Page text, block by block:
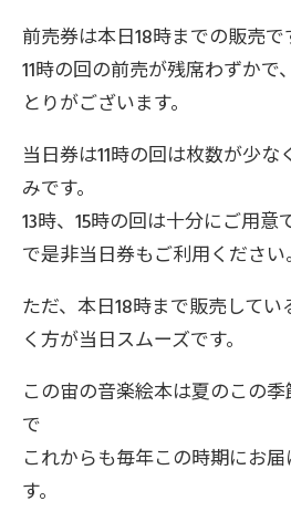
前売券は本日18時までの販売で
11時の回の前売が残席わずかで
とりがございます。
当日券は11時の回は枚数が少な
みです。
13時、15時の回は十分にご用
で是非当日券もご利用ください。
ただ、本日18時まで販売して
く方が当日スムーズです。
この宙の音楽絵本は夏のこの
で
これからも毎年この時期にお
す。